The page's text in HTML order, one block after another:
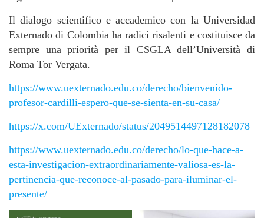
Il dialogo scientifico e accademico con la Universidad
Externado di Colombia ha radici risalenti e costituisce da
sempre una priorità per il CSGLA dell’Università di
Roma Tor Vergata.
https://www.uexternado.edu.co/derecho/bienvenido-
profesor-cardilli-espero-que-se-sienta-en-su-casa/
https://x.com/UExternado/status/2049514497128182078
https://www.uexternado.edu.co/derecho/lo-que-hace-a-
esta-investigacion-extraordinariamente-valiosa-es-la-
pertinencia-que-reconoce-al-pasado-para-iluminar-el-
presente/